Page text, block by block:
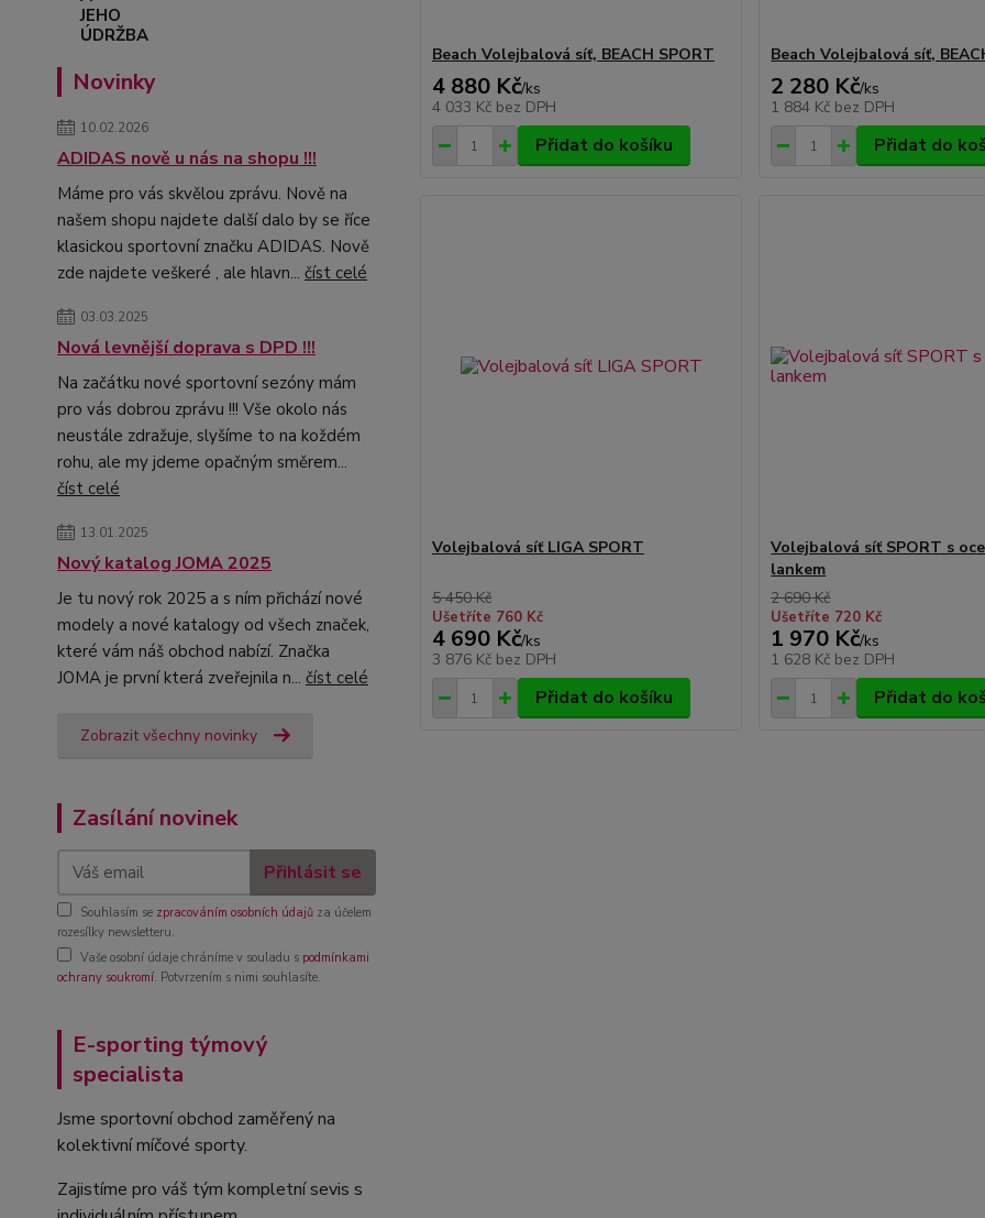
Novinky
10.02.2026
ADIDAS nově u nás na shopu !!!
Máme pro vás skvělou zprávu. Nově na
našem shopu najdete další dalo by se říce
klasickou sportovní značku ADIDAS. Nově
zde najdete veškeré , ale hlavn... číst celé
03.03.2025
Nová levnější doprava s DPD !!!
Na začátku nové sportovní sezóny mám
pro vás dobrou zprávu !!! Vše okolo nás
neustále zdražuje, slyšíme to na koždém
rohu, ale my jdeme opačným směrem...
číst celé
13.01.2025
Nový katalog JOMA 2025
Je tu nový rok 2025 a s ním přichází nové
modely a nové katalogy od všech značek,
které vám náš obchod nabízí. Značka
JOMA je první která zveřejnila n... číst celé
Zobrazit všechny novinky
Zasílání novinek
Přihlásit se
Souhlasím se zpracováním osobních údajů za účelem
rozesílky newsletteru.
Vaše osobní údaje chráníme v souladu s podmínkami
ochrany soukromí. Potvrzením s nimi souhlasíte.
E-sporting týmový
specialista
Jsme sportovní obchod zaměřený na
kolektivní míčové sporty.
Zajistíme pro váš tým kompletní sevis s
Beach Volejbalová síť, BEACH SPORT
4 880 Kč/ks
4 033 Kč bez DPH
Přidat do košíku
Beach Volejbalová síť,
2 280 Kč/ks
1 884 Kč bez DPH
Přidat do
Volejbalová síť LIGA SPORT
5 450 Kč
Ušetříte 760 Kč
4 690 Kč/ks
3 876 Kč bez DPH
Přidat do košíku
Volejbalová síť SPORT s
lankem
2 690 Kč
Ušetříte 720 Kč
1 970 Kč/ks
1 628 Kč bez DPH
Přidat do